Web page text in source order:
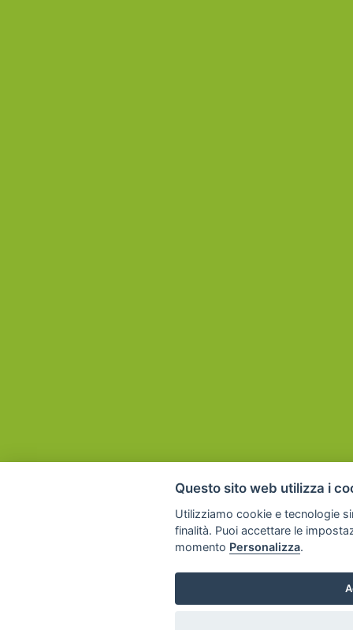
Questo sito web utilizza i
Utilizziamo cookie e tecnologie
finalità. Puoi accettare le
momento Personalizza.